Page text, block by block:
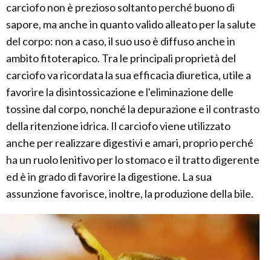
carciofo non è prezioso soltanto perché buono di
sapore, ma anche in quanto valido alleato per la salute
del corpo: non a caso, il suo uso è diffuso anche in
ambito fitoterapico. Tra le principali proprietà del
carciofo va ricordata la sua efficacia diuretica, utile a
favorire la disintossicazione e l'eliminazione delle
tossine dal corpo, nonché la depurazione e il contrasto
della ritenzione idrica. Il carciofo viene utilizzato
anche per realizzare digestivi e amari, proprio perché
ha un ruolo lenitivo per lo stomaco e il tratto digerente
ed è in grado di favorire la digestione. La sua
assunzione favorisce, inoltre, la produzione della bile.